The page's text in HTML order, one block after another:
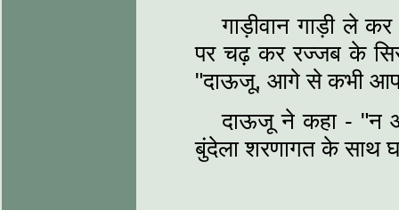
गाड़ीवान गाड़ी ले
पर चढ़ कर रज्जब के
"दाऊजू, आगे से कभी
दाऊजू ने कहा - "न
बुंदेला शरणागत के साथ